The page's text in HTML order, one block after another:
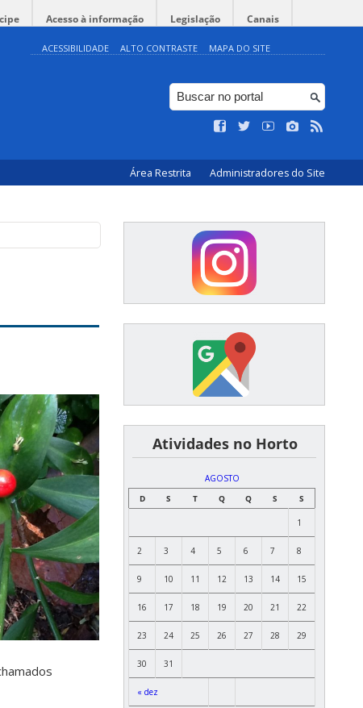
Acesso à informação Legislação Canais
ACESSIBILIDADE ALTO CONTRASTE MAPA DO SITE
Área Restrita Administradores do Site
͏ ͏ ͏ ͏ ͏ ͏Atividades no Horto
AGOSTO
D
S T Q Q S S
« dez
1
2 3 4 5 6 7 8
9 10 11 12 13 14 15
16 17 18 19 20 21 22
23 24 25 26 27 28 29
30 31